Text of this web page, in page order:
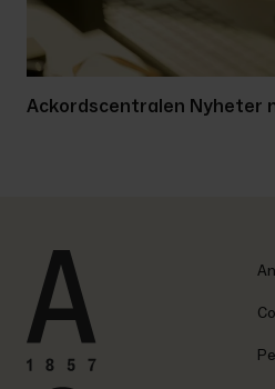
Ackordscentralen Nyheter